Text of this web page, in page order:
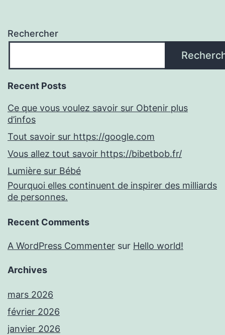
Rechercher
Recent Posts
Ce que vous voulez savoir sur Obtenir plus
d’infos
Tout savoir sur https://google.com
Vous allez tout savoir https://bibetbob.fr/
Lumière sur Bébé
Pourquoi elles continuent de inspirer des milliards
de personnes.
Recent Comments
A WordPress Commenter sur Hello world!
Archives
mars 2026
février 2026
janvier 2026